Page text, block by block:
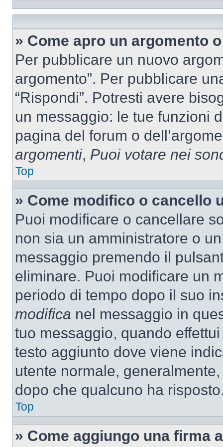
» Come apro un argomento
Per pubblicare un nuovo
argomento”. Per pubblicare
“Rispondi”. Potresti avere
un messaggio: le tue funzioni
pagina del forum o
argomenti, Puoi votare nei
Top
» Come modifico o cancello
Puoi modificare o cancellare
non sia un amministratore o
messaggio premendo il
eliminare. Puoi modificare un
periodo di tempo dopo il suo
modifica nel messaggio in
tuo messaggio, quando
testo aggiunto dove viene
utente normale,
dopo che qualcuno ha
Top
» Come aggiungo una firma